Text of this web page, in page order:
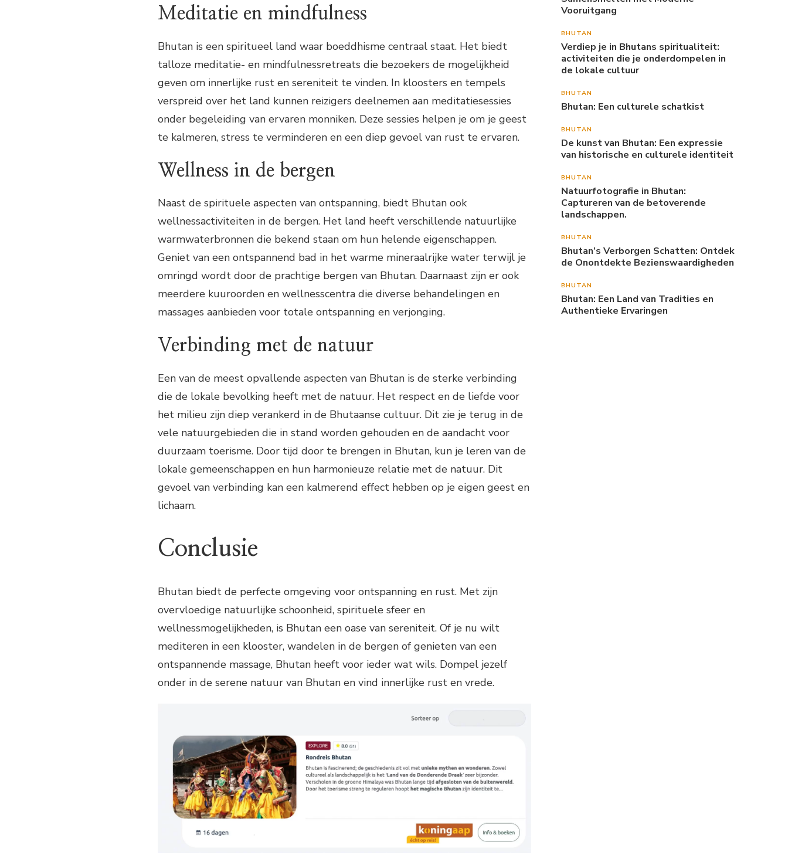
Meditatie en mindfulness
Bhutan is een spiritueel land waar boeddhisme centraal staat. Het biedt
talloze meditatie- en mindfulnessretreats die bezoekers de mogelijkheid
geven om innerlijke rust en sereniteit te vinden. In kloosters en tempels
verspreid over het land kunnen reizigers deelnemen aan meditatiesessies
onder begeleiding van ervaren monniken. Deze sessies helpen je om je geest
te kalmeren, stress te verminderen en een diep gevoel van rust te ervaren.
Wellness in de bergen
Naast de spirituele aspecten van ontspanning, biedt Bhutan ook
wellnessactiviteiten in de bergen. Het land heeft verschillende natuurlijke
warmwaterbronnen die bekend staan om hun helende eigenschappen.
Geniet van een ontspannend bad in het warme mineraalrijke water terwijl je
omringd wordt door de prachtige bergen van Bhutan. Daarnaast zijn er ook
meerdere kuuroorden en wellnesscentra die diverse behandelingen en
massages aanbieden voor totale ontspanning en verjonging.
Verbinding met de natuur
Een van de meest opvallende aspecten van Bhutan is de sterke verbinding
die de lokale bevolking heeft met de natuur. Het respect en de liefde voor
het milieu zijn diep verankerd in de Bhutaanse cultuur. Dit zie je terug in de
vele natuurgebieden die in stand worden gehouden en de aandacht voor
duurzaam toerisme. Door tijd door te brengen in Bhutan, kun je leren van de
lokale gemeenschappen en hun harmonieuze relatie met de natuur. Dit
gevoel van verbinding kan een kalmerend effect hebben op je eigen geest en
lichaam.
Conclusie
Bhutan biedt de perfecte omgeving voor ontspanning en rust. Met zijn
overvloedige natuurlijke schoonheid, spirituele sfeer en
wellnessmogelijkheden, is Bhutan een oase van sereniteit. Of je nu wilt
mediteren in een klooster, wandelen in de bergen of genieten van een
ontspannende massage, Bhutan heeft voor ieder wat wils. Dompel jezelf
onder in de serene natuur van Bhutan en vind innerlijke rust en vrede.
Vooruitgang
BHUTAN
Verdiep je in Bhutans spiritualiteit:
activiteiten die je onderdompelen in
de lokale cultuur
BHUTAN
Bhutan: Een culturele schatkist
BHUTAN
De kunst van Bhutan: Een expressie
van historische en culturele identiteit
BHUTAN
Natuurfotografie in Bhutan:
Captureren van de betoverende
landschappen.
BHUTAN
Bhutan’s Verborgen Schatten: Ontdek
de Onontdekte Bezienswaardigheden
BHUTAN
Bhutan: Een Land van Tradities en
Authentieke Ervaringen